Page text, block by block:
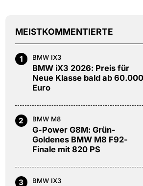
MEISTKOMMENTIERTE
1 BMW IX3
BMW iX3 2026: Preis für
Neue Klasse bald ab 60.000
Euro
2 BMW M8
G-Power G8M: Grün-
Goldenes BMW M8 F92-
Finale mit 820 PS
3 BMW IX3